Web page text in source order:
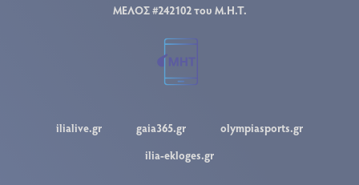
ΜΕΛΟΣ #242102 του Μ.Η.Τ.
ilialive.gr gaia365.gr
olympiasports.gr
ilia-ekloges.gr